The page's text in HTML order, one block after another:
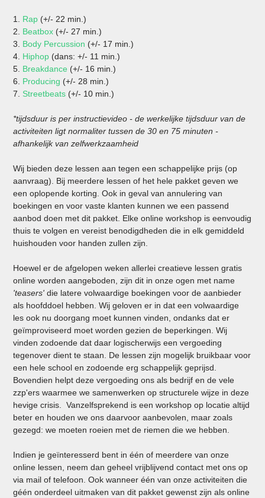
1. Rap (+/- 22 min.)
2. Beatbox (+/- 27 min.)
3. Body Percussion (+/- 17 min.)
4. Hiphop (dans: +/- 11 min.)
5. Breakdance (+/- 16 min.)
6. Producing (+/- 28 min.)
7. Streetbeats (+/- 10 min.)
*tijdsduur is per instructievideo - de werkelijke tijdsduur van de
activiteiten ligt normaliter tussen de 30 en 75 minuten -
afhankelijk van zelfwerkzaamheid
Wij bieden deze lessen aan tegen een schappelijke prijs (op
aanvraag). Bij meerdere lessen of het hele pakket geven we
een oplopende korting. Ook in geval van annulering van
boekingen en voor vaste klanten kunnen we een passend
aanbod doen met dit pakket. Elke online workshop is eenvoudig
thuis te volgen en vereist benodigdheden die in elk gemiddeld
huishouden voor handen zullen zijn.
Hoewel er de afgelopen weken allerlei creatieve lessen gratis
online worden aangeboden, zijn dit in onze ogen met name
'teasers' die latere volwaardige boekingen voor de aanbieder
als hoofddoel hebben. Wij geloven er in dat een volwaardige
les ook nu doorgang moet kunnen vinden, ondanks dat er
geïmproviseerd moet worden gezien de beperkingen. Wij
vinden zodoende dat daar logischerwijs een vergoeding
tegenover dient te staan. De lessen zijn mogelijk bruikbaar voor
een hele school en zodoende erg schappelijk geprijsd.
Bovendien helpt deze vergoeding ons als bedrijf en de vele
zzp'ers waarmee we samenwerken op structurele wijze in deze
hevige crisis. Vanzelfsprekend is een workshop op locatie altijd
beter en houden we ons daarvoor aanbevolen, maar zoals
gezegd: we moeten roeien met de riemen die we hebben.
Indien je geïnteresserd bent in één of meerdere van onze
online lessen, neem dan geheel vrijblijvend contact met ons op
via mail of telefoon. Ook wanneer één van onze activiteiten die
géén onderdeel uitmaken van dit pakket gewenst zijn als online